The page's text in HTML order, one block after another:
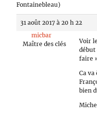
Fontainebleau)
31 août 2017 à 20 h 22
micbar
Maître des clés
Voir
début
faire
Ca
bien